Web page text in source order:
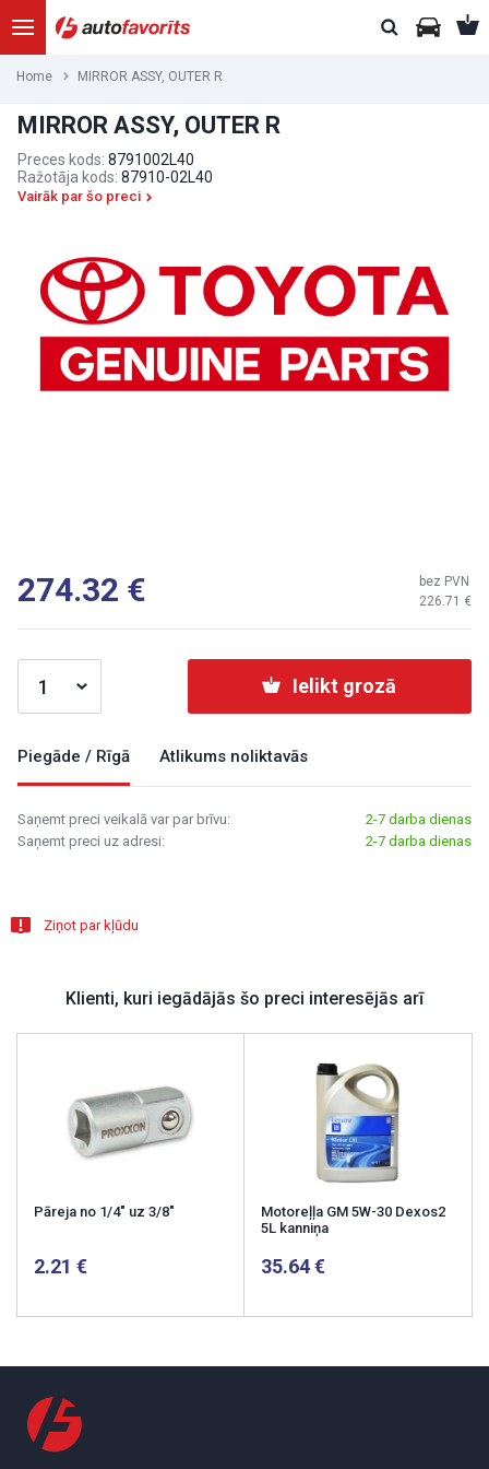
Home MIRROR ASSY, OUTER R
MIRROR ASSY, OUTER R
Preces kods: 8791002L40
Ražotāja kods: 87910-02L40
Vairāk par šo preci
274.32 226.71
bez PVN
Ielikt grozā
Piegāde / Rīgā Atlikums noliktavās
Saņemt preci veikalā var par brīvu:
2-7 darba dienas
Saņemt preci uz adresi:
2-7 darba dienas
Ziņot par kļūdu
Klienti, kuri iegādājās šo preci interesējās arī
Pāreja no 1/4" uz 3/8"
2.21
Motoreļļa GM 5W-30 Dexos2
5L kanniņa
35.64